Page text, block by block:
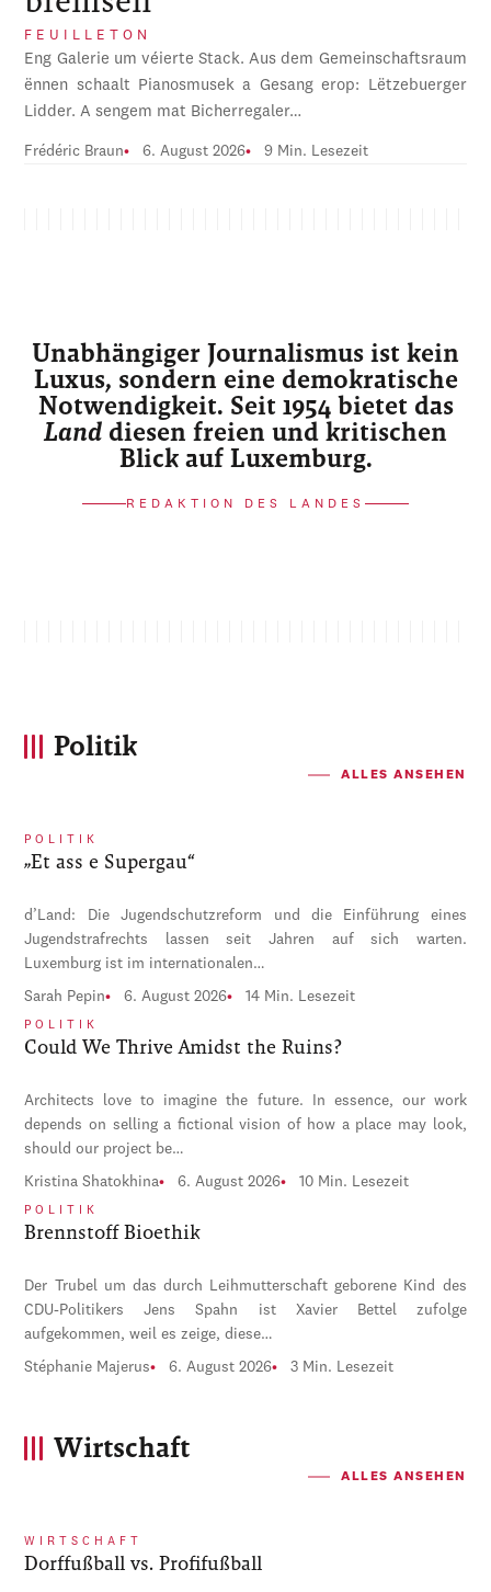
FEUILLETON
Eng Galerie um véierte Stack. Aus dem Gemeinschaftsraum
ënnen schaalt Pianosmusek a Gesang erop: Lëtzebuerger
Lidder. A sengem mat Bicherregaler…
Frédéric Braun 6. August 2026 9 Min. Lesezeit
Unabhängiger Journalismus ist kein
Luxus, sondern eine demokratische
Notwendigkeit. Seit 1954 bietet das
Land diesen freien und kritischen
Blick auf Luxemburg.
REDAKTION DES LANDES
Politik
ALLES ANSEHEN
POLITIK
„Et ass e Supergau“
d’Land: Die Jugendschutzreform und die Einführung eines
Jugendstrafrechts lassen seit Jahren auf sich warten.
Luxemburg ist im internationalen…
Sarah Pepin 6. August 2026 14 Min. Lesezeit
POLITIK
Could We Thrive Amidst the Ruins?
Architects love to imagine the future. In essence, our work
depends on selling a fictional vision of how a place may look,
should our project be…
Kristina Shatokhina 6. August 2026 10 Min. Lesezeit
POLITIK
Brennstoff Bioethik
Der Trubel um das durch Leihmutterschaft geborene Kind des
CDU-Politikers Jens Spahn ist Xavier Bettel zufolge
aufgekommen, weil es zeige, diese…
Stéphanie Majerus 6. August 2026 3 Min. Lesezeit
Wirtschaft
ALLES ANSEHEN
WIRTSCHAFT
Dorffußball vs. Profifußball